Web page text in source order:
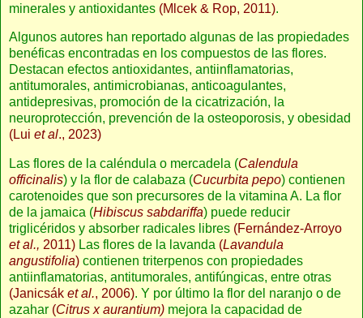
minerales y antioxidantes (Mlcek & Rop, 2011).
Algunos autores han reportado algunas de las propiedades
benéficas encontradas en los compuestos de las flores.
Destacan efectos antioxidantes, antiinflamatorias,
antitumorales, antimicrobianas, anticoagulantes,
antidepresivas, promoción de la cicatrización, la
neuroprotección, prevención de la osteoporosis, y obesidad
(Lui et al., 2023)
Las flores de la caléndula o mercadela (Calendula
officinalis) y la flor de calabaza (Cucurbita pepo) contienen
carotenoides que son precursores de la vitamina A. La flor
de la jamaica (Hibiscus sabdariffa) puede reducir
triglicéridos y absorber radicales libres (Fernández-Arroyo
et al., 2011) Las flores de la lavanda (Lavandula
angustifolia) contienen triterpenos con propiedades
antiinflamatorias, antitumorales, antifúngicas, entre otras
(Janicsák et al., 2006). Y por último la flor del naranjo o de
azahar (Citrus x aurantium) mejora la capacidad de